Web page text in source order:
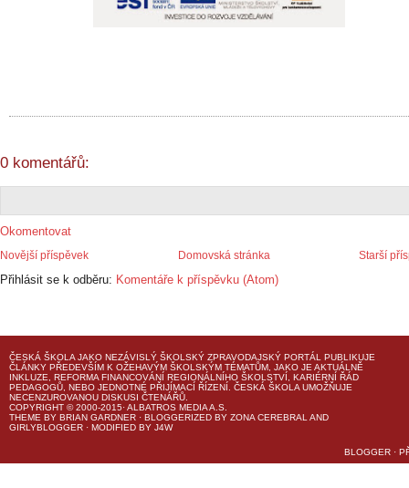
0 komentářů:
Okomentovat
Novější příspěvek Starší
Domovská stránka
Přihlásit se k odběru: Komentáře k příspěvku (Atom)
ČESKÁ ŠKOLA JAKO NEZÁVISLÝ ŠKOLSKÝ ZPRAVODAJSKÝ PORTÁL PUBLIKUJE
ČLÁNKY PŘEDEVŠÍM K OŽEHAVÝM ŠKOLSKÝM TÉMATŮM, JAKO JE AKTUÁLNĚ
INKLUZE, REFORMA FINANCOVÁNÍ REGIONÁLNÍHO ŠKOLSTVÍ, KARIÉRNÍ ŘÁD
PEDAGOGŮ, NEBO JEDNOTNÉ PŘIJÍMACÍ ŘÍZENÍ. ČESKÁ ŠKOLA UMOŽŇUJE
NECENZUROVANOU DISKUSI ČTENÁŘŮ.
COPYRIGHT © 2000-2015· ALBATROS MEDIA A.S.
THEME BY BRIAN GARDNER · BLOGGERIZED BY ZONA CEREBRAL AND
GIRLYBLOGGER · MODIFIED BY J4W
BLOGGER ·